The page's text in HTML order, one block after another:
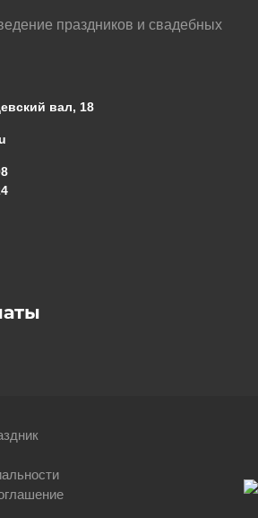
праздников и свадебных
вал, 18